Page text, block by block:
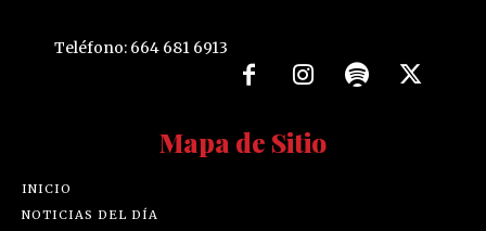
Teléfono: 664 681 6913
Mapa de Sitio
INICIO
NOTICIAS DEL DÍA